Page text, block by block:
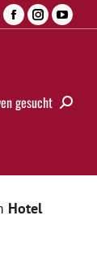
Facebook
newnewnew
gesucht
Hotel